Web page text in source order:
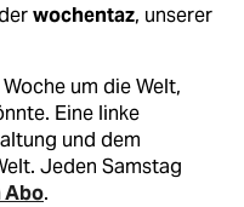
wochentaz, unserer
um die Welt,
Eine linke
und dem
Jeden Samstag
Abo.